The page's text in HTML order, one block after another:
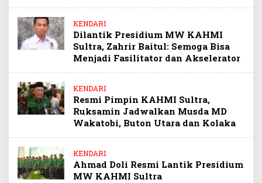
KENDARI
Dilantik Presidium MW KAHMI
Sultra, Zahrir Baitul: Semoga Bisa
Menjadi Fasilitator dan Akselerator
KENDARI
Resmi Pimpin KAHMI Sultra,
Ruksamin Jadwalkan Musda MD
Wakatobi, Buton Utara dan Kolaka
KENDARI
Ahmad Doli Resmi Lantik Presidium
MW KAHMI Sultra